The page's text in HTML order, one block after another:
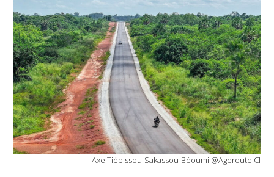
Axe Tiébissou-Sakassou-Béoumi @Ageroute CI